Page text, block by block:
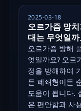
2025-03-18
오르가즘 망
대는 무엇일까
오르가즘 방해
엇일까요? 오르
정을 방해하여
든 폐쇄형이든
도움이 됩니다.
은 편안함과 사